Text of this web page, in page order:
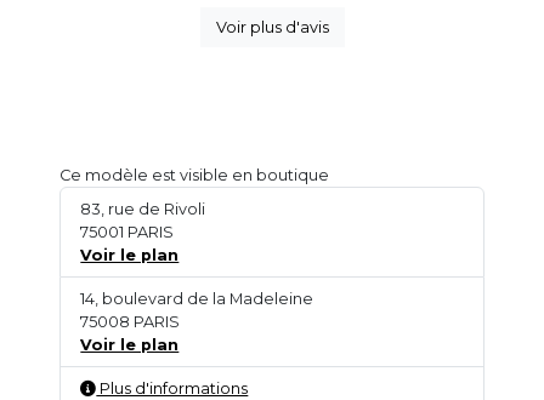
Voir plus d'avis
Ce modèle est visible en boutique
83, rue de Rivoli
75001 PARIS
Voir le plan
14, boulevard de la Madeleine
75008 PARIS
Voir le plan
Plus d'informations